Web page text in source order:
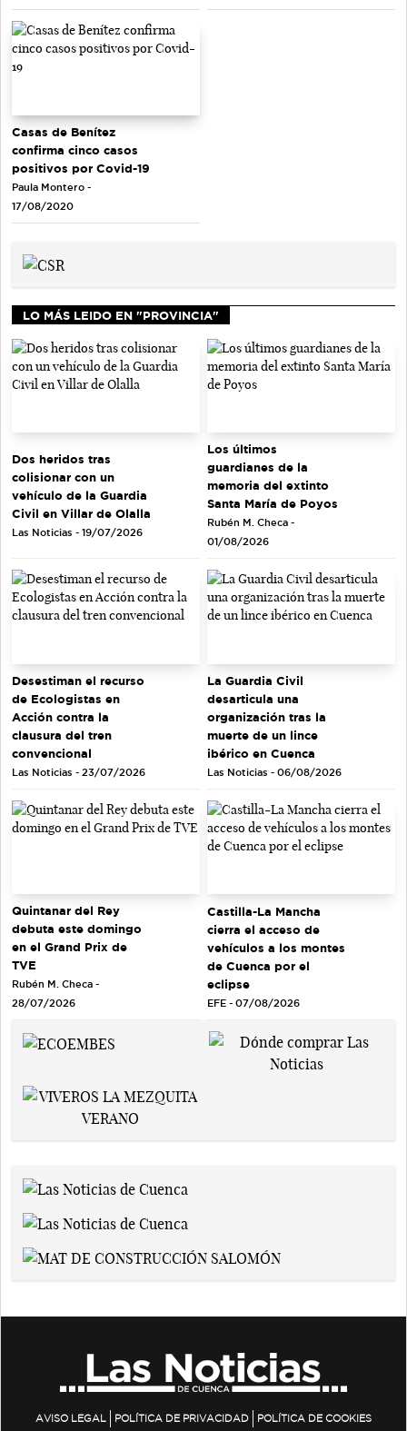
Casas de Benítez
confirma cinco casos
positivos por Covid-19
Paula Montero -
17/08/2020
LO MÁS LEIDO EN "PROVINCIA"
Dos heridos tras
colisionar con un
vehículo de la Guardia
Civil en Villar de Olalla
Las Noticias - 19/07/2026
Los últimos
guardianes de la
memoria del extinto
Santa María de Poyos
Rubén M. Checa -
01/08/2026
Desestiman el recurso
de Ecologistas en
Acción contra la
clausura del tren
convencional
Las Noticias - 23/07/2026
La Guardia Civil
desarticula una
organización tras la
muerte de un lince
ibérico en Cuenca
Las Noticias - 06/08/2026
Quintanar del Rey
debuta este domingo
en el Grand Prix de
TVE
Rubén M. Checa -
28/07/2026
Castilla-La Mancha
cierra el acceso de
vehículos a los montes
de Cuenca por el
eclipse
EFE - 07/08/2026
AVISO LEGAL POLÍTICA DE PRIVACIDAD POLÍTICA DE COOKIES